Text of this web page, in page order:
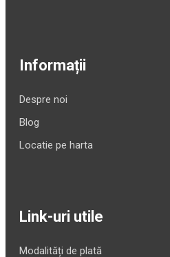
Informații
Despre noi
Blog
Locatie pe harta
Link-uri utile
Modalități de plată